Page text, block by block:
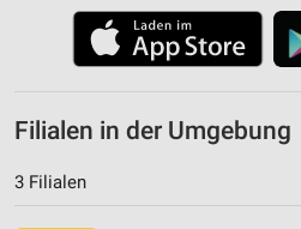
Filialen in der Umgebung
3 Filialen